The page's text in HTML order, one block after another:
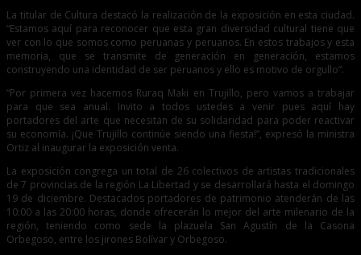
La titular de Cultura destacó la realización de la exposición en esta ciudad.
“Estamos aquí para reconocer que esta gran diversidad cultural tiene que
ver con lo que somos como peruanas y peruanos. En estos trabajos y esta
memoria, que se transmite de generación en generación, estamos
construyendo una identidad de ser peruanos y ello es motivo de orgullo”.
“Por primera vez hacemos Ruraq Maki en Trujillo, pero vamos a trabajar
para que sea anual. Invito a todos ustedes a venir pues aquí hay
portadores del arte que necesitan de su solidaridad para poder reactivar
su economía. ¡Que Trujillo continúe siendo una fiesta!”, expresó la ministra
Ortiz al inaugurar la exposición venta.
La exposición congrega un total de 26 colectivos de artistas tradicionales
de 7 provincias de la región La Libertad y se desarrollará hasta el domingo
19 de diciembre. Destacados portadores de patrimonio atenderán de las
10:00 a las 20:00 horas, donde ofrecerán lo mejor del arte milenario de la
región, teniendo como sede la plazuela San Agustín de la Casona
Orbegoso, entre los jirones Bolívar y Orbegoso.